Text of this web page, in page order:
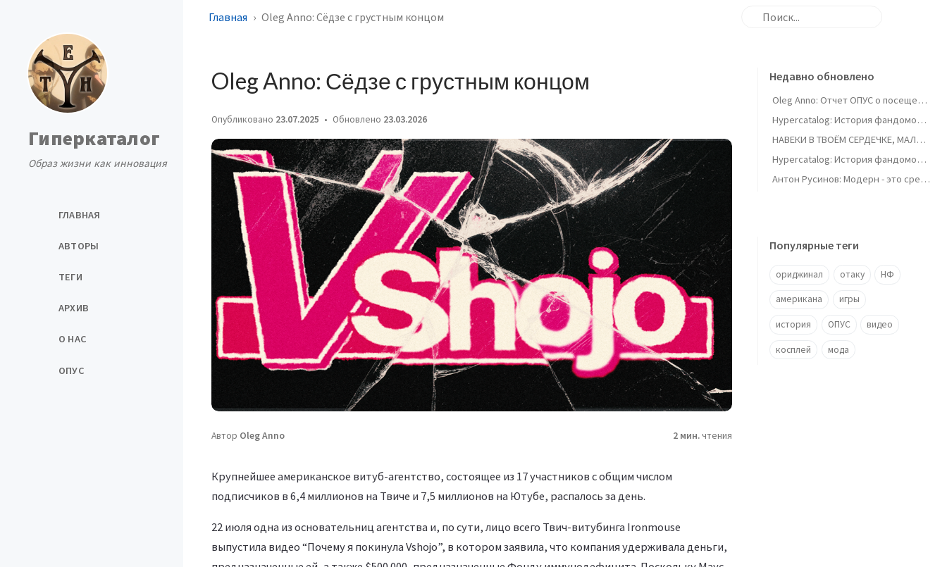
Гиперкаталог
Образ жизни как инновация
ГЛАВНАЯ
АВТОРЫ
ТЕГИ
АРХИВ
О НАС
ОПУС
Главная Oleg Anno: Сёдзе с грустным концом
Oleg Anno: Сёдзе с грустным концом
Опубликовано 23.07.2025 Обновлено 23.03.2026
Автор Oleg Anno 2 мин.чтения
Крупнейшее американское витуб-агентство, состоящее из 17 участников с общим числом
подписчиков в 6,4 миллионов на Твиче и 7,5 миллионов на Ютубе, распалось за день.
22 июля одна из основательниц агентства и, по сути, лицо всего Твич-витубинга Ironmouse
выпустила видео “Почему я покинула Vshojo”, в котором заявила, что компания удерживала деньги,
Недавно обновлено
Oleg Anno: Отчет ОПУС о посещении Тохофеста
Hypercatalog: История фандомов 5 - Немирова о ролевых играх
НАВЕКИ В ТВОЁМ СЕРДЕЧКЕ, МАЛЫШКА! Сжатое введение в глэм-метал
Hypercatalog: История фандомов 4 - Александр Козлов (КЛФ "Амальтея")
Антон Русинов: Модерн - это средние века
Популярные теги
ориджинал отаку НФ
американа игры
история ОПУС видео
косплей мода